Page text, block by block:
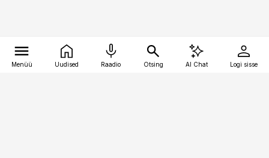
Menüü Uudised Raadio Otsing AI Chat Logi sisse